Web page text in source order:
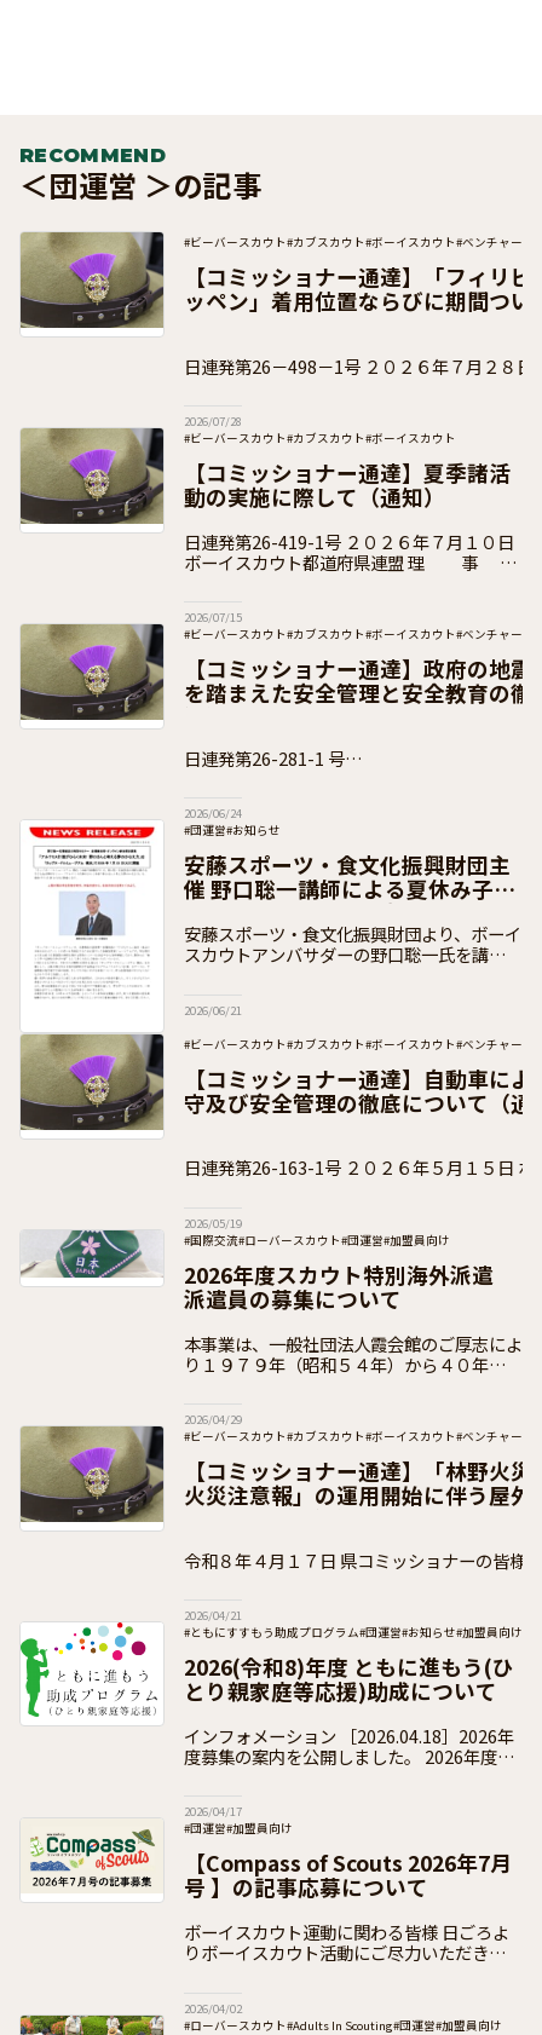
RECOMMEND
＜団運営 ＞の記事
#ビーバースカウト#カブスカウト#ボーイスカウト#ベンチャース
#団運営
#加盟員向け
【コミッショナー通達】「フィリ
ッペン」着用位置ならびに期間つい
日連発第26－498－1号 ２０２６年７月２８日 ボーイスカウト都
2026/07/28
#ビーバースカウト#カブスカウト#ボーイスカウト
#ベンチャースカウト
#ローバースカウト#団運営 #加盟員向け
【コミッショナー通達】夏季諸活
動の実施に際して（通知）
日連発第26-419-1号 ２０２６年７月１０日
ボーイスカウト都道府県連盟 理 事
2026/07/15
#ビーバースカウト#カブスカウト#ボーイスカウト#ベンチャース
#団運営
#加盟員向け
【コミッショナー通達】政府の地
を踏まえた安全管理と安全教育の徹
日連発第26-281-1 号
2026/06/24
#団運営#お知らせ
安藤スポーツ・食文化振興財団主
催 野口聡一講師による夏休み子ど
も向けセミナーのご案内
安藤スポーツ・食文化振興財団より、ボーイ
スカウトアンバサダーの野口聡一氏を講師と
ご案内いたします。 セミナーについて
2026/06/21
#ビーバースカウト#カブスカウト#ボーイスカウト#ベンチャース
#加盟員向け
【コミッショナー通達】自動車に
守及び安全管理の徹底について（通
日連発第26-163-1号 ２０２６年５月１５日 ボーイスカウト都道府県連
2026/05/19
#国際交流#ローバースカウト#団運営#加盟員向け
2026年度スカウト特別海外派遣
派遣員の募集について
本事業は、一般社団法人霞会館のご厚志によ
り１９７９年（昭和５４年）から４０年以上
２３年度）から令和７年度（２０２５年度）
2026/04/29
#ビーバースカウト#カブスカウト#ボーイスカウト#ベンチャース
#加盟員向け
【コミッショナー通達】「林野火
火災注意報」の運用開始に伴う屋外
令和８年４月１７日 県コミッショナーの皆様 公益財団法人ボーイスカ
2026/04/21
#ともにすすもう助成プログラム#団運営#お知らせ#加盟員向け
2026(令和8)年度 ともに進もう(ひ
とり親家庭等応援)助成について
インフォメーション ［2026.04.18］2026年
度募集の案内を公開しました。 2026年度の
2026/04/17
#団運営#加盟員向け
【Compass of Scouts 2026年7月
号 】の記事応募について
ボーイスカウト運動に関わる皆様 日ごろよ
りボーイスカウト活動にご尽力いただきあり
2026/04/02
#ローバースカウト#Adults In Scouting#団運営#加盟員向け